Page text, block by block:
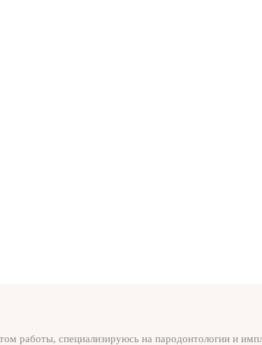
работы, специализируюсь на пародонтологии и